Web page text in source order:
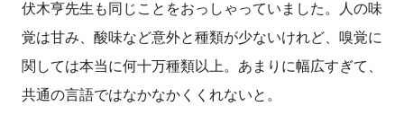
伏木亨先生も同じことをおっしゃっていました。人の味
覚は甘み、酸味など意外と種類が少ないけれど、嗅覚に
関しては本当に何十万種類以上。あまりに幅広すぎて、
共通の言語ではなかなかくくれないと。